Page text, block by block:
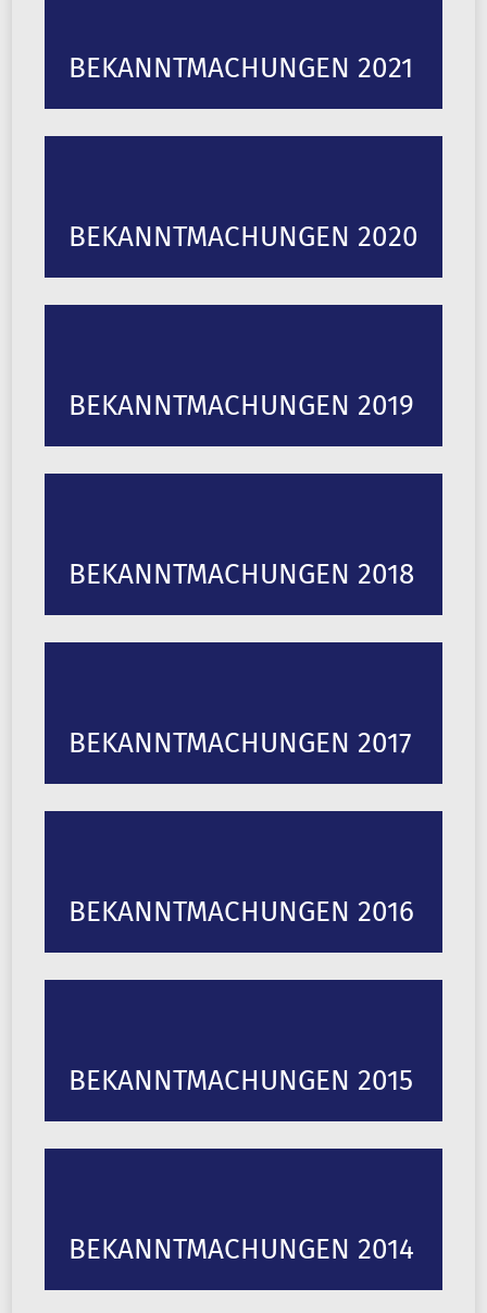
BEKANNTMACHUNGEN 2021
BEKANNTMACHUNGEN 2020
BEKANNTMACHUNGEN 2019
BEKANNTMACHUNGEN 2018
BEKANNTMACHUNGEN 2017
BEKANNTMACHUNGEN 2016
BEKANNTMACHUNGEN 2015
BEKANNTMACHUNGEN 2014